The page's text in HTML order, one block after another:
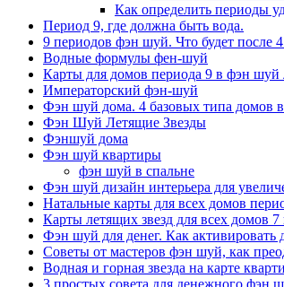
Как определить периоды
Период 9, где должна быть вода.
9 периодов фэн шуй. Что будет после
Водные формулы фен-шуй
Карты для домов периода 9 в фэн шуй
Императорский фэн-шуй
Фэн шуй дома. 4 базовых типа домов
Фэн Шуй Летящие Звезды
Фэншуй дома
Фэн шуй квартиры
фэн шуй в спальне
Фэн шуй дизайн интерьера для
Натальные карты для всех домов
Карты летящих звезд для всех домов 7
Фэн шуй для денег. Как активировать
Советы от мастеров фэн шуй, как
Водная и горная звезда на карте
3 простых совета для денежного фэн